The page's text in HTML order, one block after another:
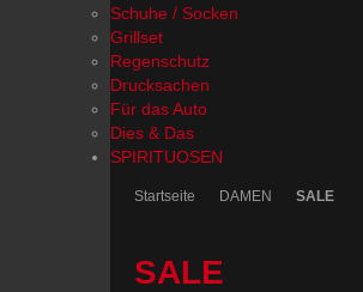
Schuhe / Socken
Grillset
Regenschutz
Drucksachen
Für das Auto
Dies & Das
SPIRITUOSEN
Startseite DAMEN SALE
SALE